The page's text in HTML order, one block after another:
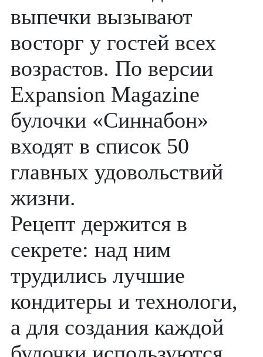
выпечки вызывают
восторг у гостей всех
возрастов. По версии
Expansion Magazine
булочки «Синнабон»
входят в список 50
главных удовольствий
жизни.
Рецепт держится в
секрете: над ним
трудились лучшие
кондитеры и технологи,
а для создания каждой